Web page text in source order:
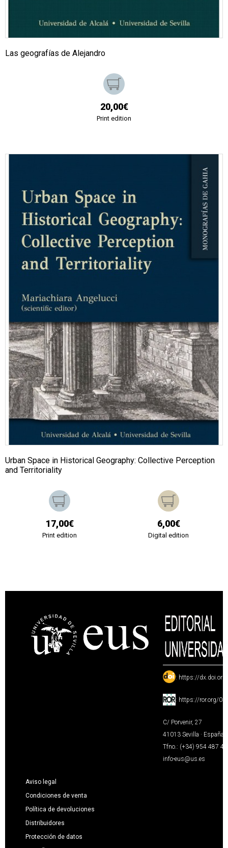
Las geografías de Alejandro
20,00€
Print edition
Urban Space in Historical Geography: Collective Perception
and Territoriality
17,00€
Print edition
6,00€
Digital edition
: https://
: https://ror.org/
C/ Porvenir, 27
41013 Sevilla · España
Tfno.: (+34) 954 487
info-eus@us.es
Aviso legal
Condiciones de venta
Política de devoluciones
Distribuidores
Protección de datos